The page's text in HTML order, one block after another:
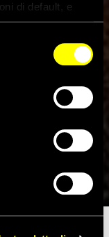
di default, e
con i cookie
anni e